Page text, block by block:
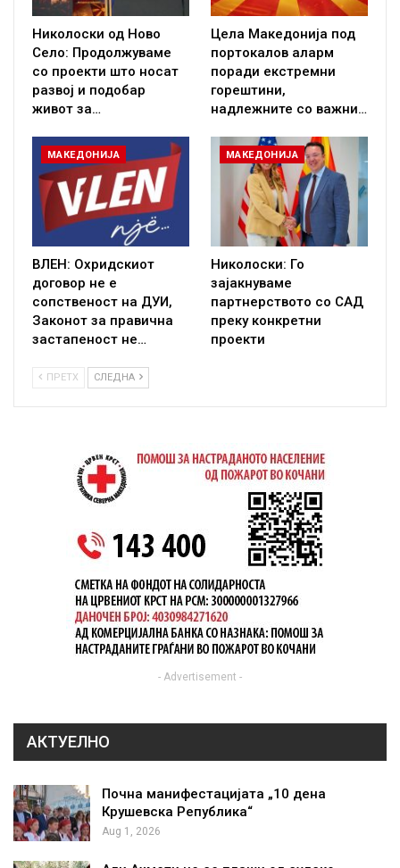
Николоски од Ново
Село: Продолжуваме
со проекти што носат
развој и подобар
живот за…
Цела Македонија под
портокалов аларм
поради екстремни
горештини,
надлежните со важни…
МАКЕДОНИЈА
ВЛЕН: Охридскиот
договор не е
сопственост на ДУИ,
Законот за правична
застапеност не…
МАКЕДОНИЈА
Николоски: Го
зајакнуваме
партнерството со САД
преку конкретни
проекти
ПРЕТХ СЛЕДНА
- Advertisement -
АКТУЕЛНО
Почна манифестацијата „10 дена
Крушевска Република“
Aug 1, 2026